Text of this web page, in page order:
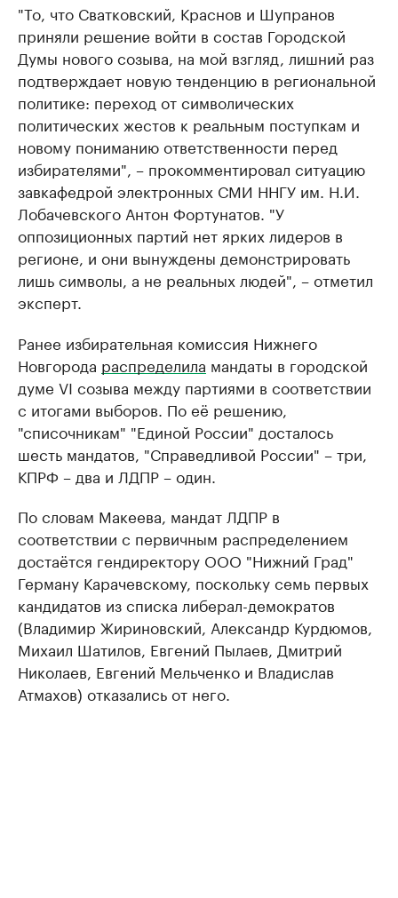
"То, что Сватковский, Краснов и Шупранов
приняли решение войти в состав Городской
Думы нового созыва, на мой взгляд, лишний раз
подтверждает новую тенденцию в региональной
политике: переход от символических
политических жестов к реальным поступкам и
новому пониманию ответственности перед
избирателями", – прокомментировал ситуацию
завкафедрой электронных СМИ ННГУ им. Н.И.
Лобачевского Антон Фортунатов. "У
оппозиционных партий нет ярких лидеров в
регионе, и они вынуждены демонстрировать
лишь символы, а не реальных людей", – отметил
эксперт.
Ранее избирательная комиссия Нижнего
Новгорода распределила мандаты в городской
думе VI созыва между партиями в соответствии
с итогами выборов. По её решению,
"списочникам" "Единой России" досталось
шесть мандатов, "Справедливой России" – три,
КПРФ – два и ЛДПР – один.
По словам Макеева, мандат ЛДПР в
соответствии с первичным распределением
достаётся гендиректору ООО "Нижний Град"
Герману Карачевскому, поскольку семь первых
кандидатов из списка либерал-демократов
(Владимир Жириновский, Александр Курдюмов,
Михаил Шатилов, Евгений Пылаев, Дмитрий
Николаев, Евгений Мельченко и Владислав
Атмахов) отказались от него.